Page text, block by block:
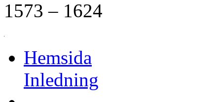
1573 – 1624
Hemsida
Inledning